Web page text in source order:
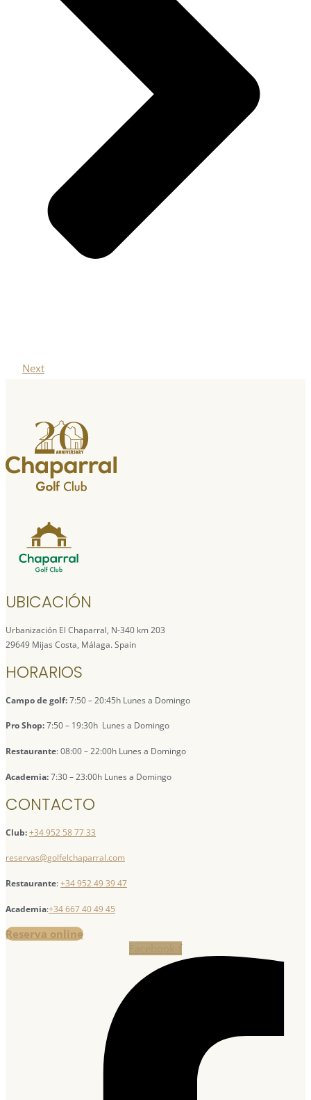
Next
UBICACIÓN
Urbanización El Chaparral, N-340 km 203
29649 Mijas Costa, Málaga. Spain
HORARIOS
Campo de golf:7:50 – 20:45h Lunes a Domingo
Pro Shop:7:50 – 19:30h Lunes a Domingo
Restaurante: 08:00 – 22:00h Lunes a Domingo
Academia:7:30 – 23:00h Lunes a Domingo
CONTACTO
Club:+34 952 58 77 33
reservas@golfelchaparral.com
Restaurante:+34 952 49 39 47
Academia:+34 667 40 49 45
Reserva online